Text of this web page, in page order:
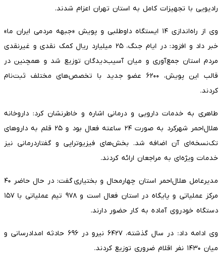
رادیویی با تجهیزات کامل به استان تهران اعزام شدند.
وی از راه‌اندازی ۱۴ ایستگاه داوطلبی و پویش «جبهه مردمی ایران ما»
خبر داد و افزود: در ایام جنگ، ۲۵ میلیارد ریال کمک نقدی و غیرنقدی
مردم استان جمع‌آوری و میان آسیب‌دیدگان توزیع شد و همچنین در
قالب این پویش، ۶۲۰۰ عضو جدید با تخصص‌های مختلف ثبت‌نام
کردند.
طاهری به خدمات دارویی و درمانی اشاره و خاطرنشان کرد: داروخانه
هلال‌احمر شهرکرد به صورت ۲۴ ساعته فعال بود و ۲۵ قلم به داروهای
تک‌نسخه‌ای آن اضافه شد. بخش‌های فیزیوتراپی و گفتاردرمانی نیز
خدمات ویژه‌ای به مراجعان ارائه کردند.
مدیرعامل هلال‌احمر استان چهارمحال و بختیاری گفت: در حال حاضر ۴۰
مرکز عملیاتی و پایگاه در استان فعال است و ۹۷۸ تیم عملیاتی با ۱۵۷
دستگاه خودروی آماده به کار حضور دارند.
وی ادامه داد: در سال گذشته، ۶۴۲۷ نیرو در ۶۹۶ حادثه امدادرسانی و
میان ۱۴۳۰ نفر اقلام ضروری توزیع کردند.